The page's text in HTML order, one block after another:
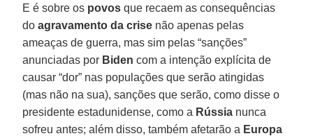
E é sobre os povos que recaem as consequências
doagravamento da crise não apenas pelas
ameaças de guerra, mas sim pelas “sanções”
anunciadas por Biden com a intenção explícita de
causar “dor” nas populações que serão atingidas
(mas não na sua), sanções que serão, como disse o
presidente estadunidense, como a Rússia nunca
sofreu antes; além disso, também afetarão a Europa